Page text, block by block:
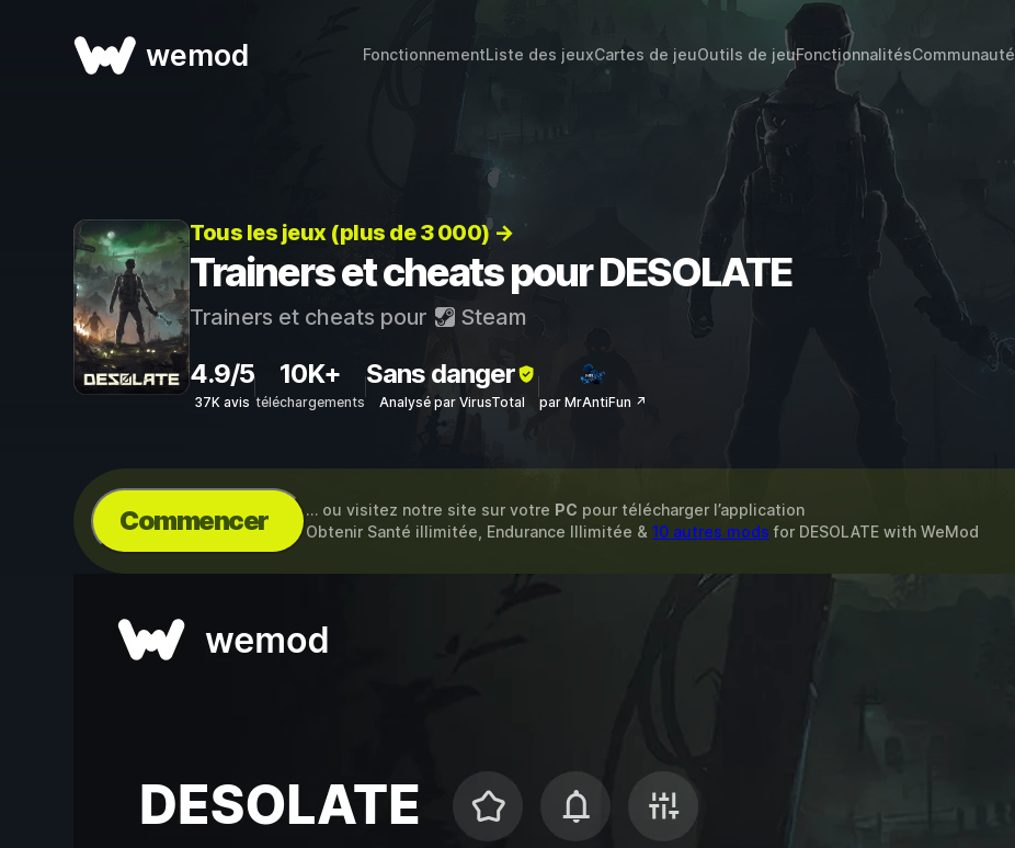
wemod FonctionnementListe des jeuxCartes de jeuOutils de jeuFonctionnalitésCommunauté
Tous les jeux (plus de 3 000) →
Trainers et cheats pour DESOLATE
Trainers et cheats pour Steam
4.9/5
37K avis
10K+
téléchargements
Sans danger
Analysé par VirusTotal par MrAntiFun ↗
Commencer … ou visitez notre site sur votre PC pour télécharger l’application
Obtenir Santé illimitée, Endurance Illimitée & 10 autres mods for DESOLATEwith WeMod